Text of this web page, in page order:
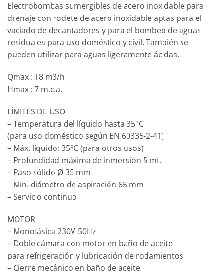
Electrobombas sumergibles de acero inoxidable para
drenaje con rodete de acero inoxidable aptas para el
vaciado de decantadores y para el bombeo de aguas
residuales para uso doméstico y civil. También se
pueden utilizar para aguas ligeramente ácidas.
Qmax : 18 m3/h
Hmax : 7 m.c.a.
LÍMITES DE USO
– Temperatura del líquido hasta 35°C
(para uso doméstico según EN 60335-2-41)
– Máx. líquido: 35°C (para otros usos)
– Profundidad máxima de inmersión 5 mt.
– Paso sólido Ø 35 mm
– Min. diámetro de aspiración 65 mm
– Servicio continuo
MOTOR
– Monofásica 230V-50Hz
– Doble cámara con motor en baño de aceite
para refrigeración y lubricación de rodamientos
– Cierre mecánico en baño de aceite